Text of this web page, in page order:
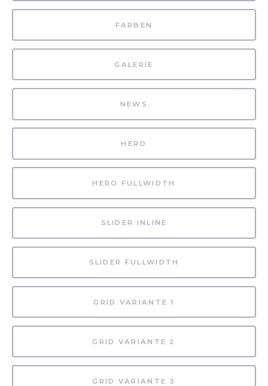
FARBEN
GALERIE
NEWS
HERO
HERO FULLWIDTH
SLIDER INLINE
SLIDER FULLWIDTH
GRID VARIANTE 1
GRID VARIANTE 2
GRID VARIANTE 3